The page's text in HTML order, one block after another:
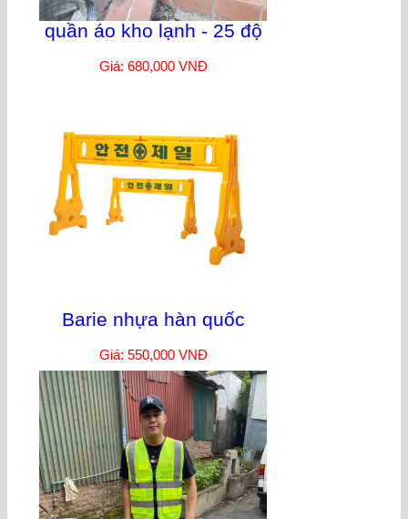
quần áo kho lạnh - 25 độ
Giá: 680,000 VNĐ
Barie nhựa hàn quốc
Giá: 550,000 VNĐ